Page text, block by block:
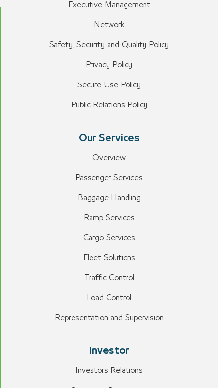
Executive Management
Network
Safety, Security and Quality Policy
Privacy Policy
Secure Use Policy
Public Relations Policy
Our Services
Overview
Passenger Services
Baggage Handling
Ramp Services
Cargo Services
Fleet Solutions
Traffic Control
Load Control
Representation and Supervision
Investor
Investors Relations